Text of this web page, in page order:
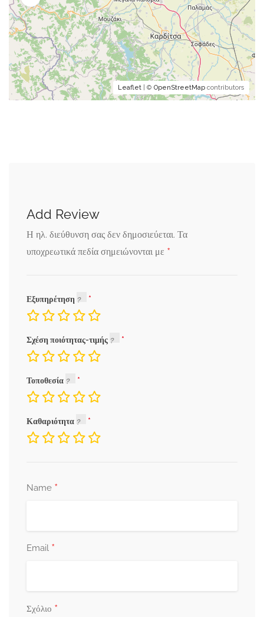
Leaflet | © OpenStreetMap contributors
Add Review
Η ηλ. διεύθυνση σας δεν δημοσιεύεται. Τα
υποχρεωτικά πεδία σημειώνονται με *
Εξυπηρέτηση
Σχέση ποιότητας-τιμής
Τοποθεσία
Καθαριότητα
Name *
Email *
Σχόλιο *